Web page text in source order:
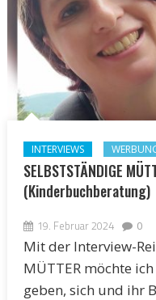
INTERVIEWS
SELBSTSTÄNDIGE
(Kinderbuchberatung)
19. Februar 2024 0
Mit der Interview-
MÜTTER möchte
geben, sich und ihr